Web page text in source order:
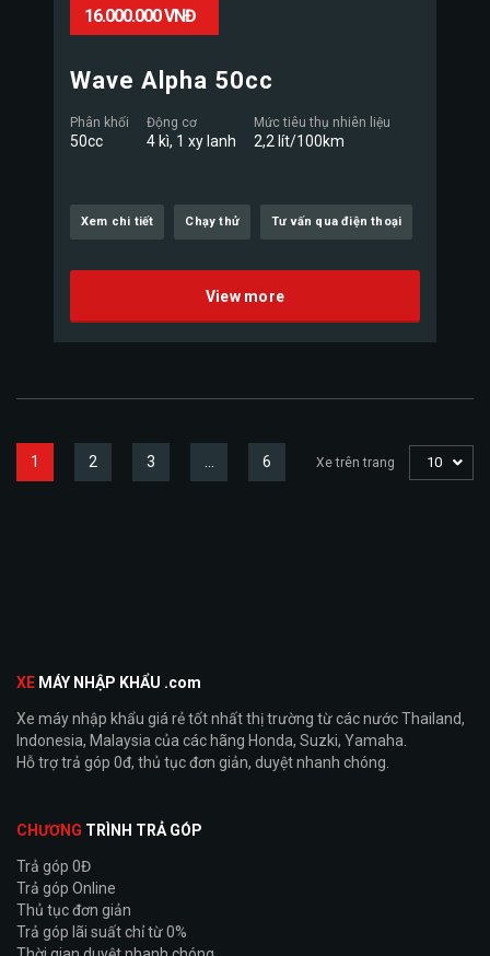
16.000.000 VNĐ
Wave Alpha 50cc
Phân khối
50cc
Động cơ
4 kì, 1 xy lanh
Mức tiêu thụ nhiên liệu
2,2 lít/100km
Xem chi tiết Chạy thử Tư vấn qua điện thoại
View more
1 2 3 … 6 Xe trên trang 10
XE MÁY NHẬP KHẨU .com
Xe máy nhập khẩu giá rẻ tốt nhất thị trường từ các nước Thailand,
Indonesia, Malaysia của các hãng Honda, Suzki, Yamaha.
Hỗ trợ trả góp 0đ, thủ tục đơn giản, duyệt nhanh chóng.
CHƯƠNG TRÌNH TRẢ GÓP
Trả góp 0Đ
Trả góp Online
Thủ tục đơn giản
Trả góp lãi suất chỉ từ 0%